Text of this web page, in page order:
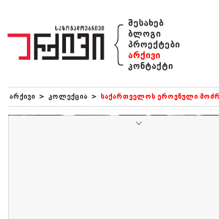
{ შესახებ
ბლოგი
პროექტები
არქივი
კონტაქტი
არქივი > კოლექცია > საქართველოს ეროვნული